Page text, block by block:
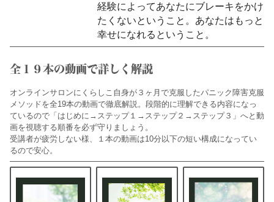
経験によってあなたにブレーキをかけ
たくないということ。あなたはもっと
幸せになれるということ。
全１９本の動画で詳しく解説
オンラインサロンにくらしこ自身が３ヶ月で克服したパニック障害克服
メソッドを全19本の動画で徹底解説。段階的に理解できる内容になっ
ているので「はじめに→ステップ１→ステップ２→ステップ３」へと動
画を視聴する順番を必ず守りましょう。
受講者が疲労しない様、１本の動画は10分以下の短い構成になってい
るので安心。